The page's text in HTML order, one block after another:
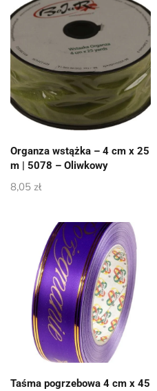
Organza wstążka – 4 cm x 25
m | 5078 – Oliwkowy
8,05 zł
Taśma pogrzebowa 4 cm x 45